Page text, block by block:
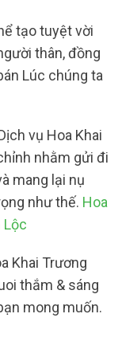
tạo tuyệt vời
thân, đồng
Lúc chúng ta
vụ Hoa Khai
nhằm gửi đi
mang lại nụ
như thế. Hoa
Lộc
Khai Trương
thắm & sáng
mong muốn.